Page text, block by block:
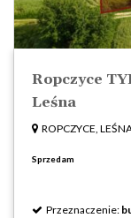
Ropczyce
Leśna
ROPCZYCE,
Sprzedam
Przeznaczenie: